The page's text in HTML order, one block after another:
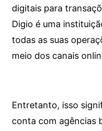
digitais para
Digio é uma
todas as suas
meio dos canais
Entretanto, isso
conta com agências